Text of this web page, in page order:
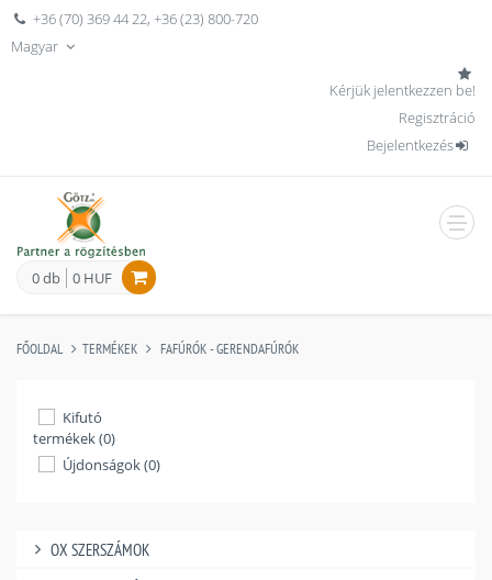
+36 (70) 369 44 22,+36 (23) 800-720
Magyar
Kérjük jelentkezzen be!
Regisztráció
Bejelentkezés
0 db 0 HUF
FŐOLDAL TERMÉKEK FAFÚRÓK - GERENDAFÚRÓK
Kifutó
termékek (0)
Újdonságok (0)
OX SZERSZÁMOK